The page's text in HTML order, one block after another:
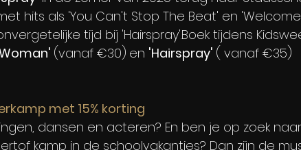
hits als 'You Can't Stop The Beat' en 'Welcome
tijd bij 'Hairspray'.Boek tijdens
(vanaf €30) en 'Hairspray' ( vanaf €35)
met 15% korting
dansen en acteren? En ben je op zoek
kamp in de schoolvakanties? Dan zijn de